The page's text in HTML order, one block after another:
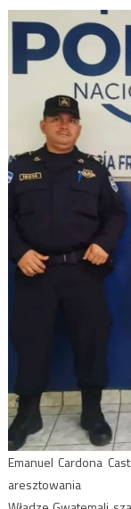
Emanuel Cardona
aresztowania